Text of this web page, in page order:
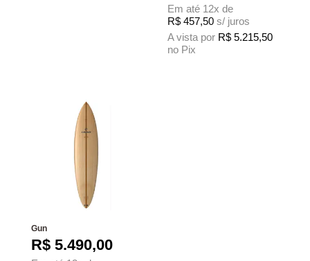
Em até 12x de
R$ 457,50 s/ juros
A vista por R$ 5.215,50
no Pix
Gun
R$ 5.490,00